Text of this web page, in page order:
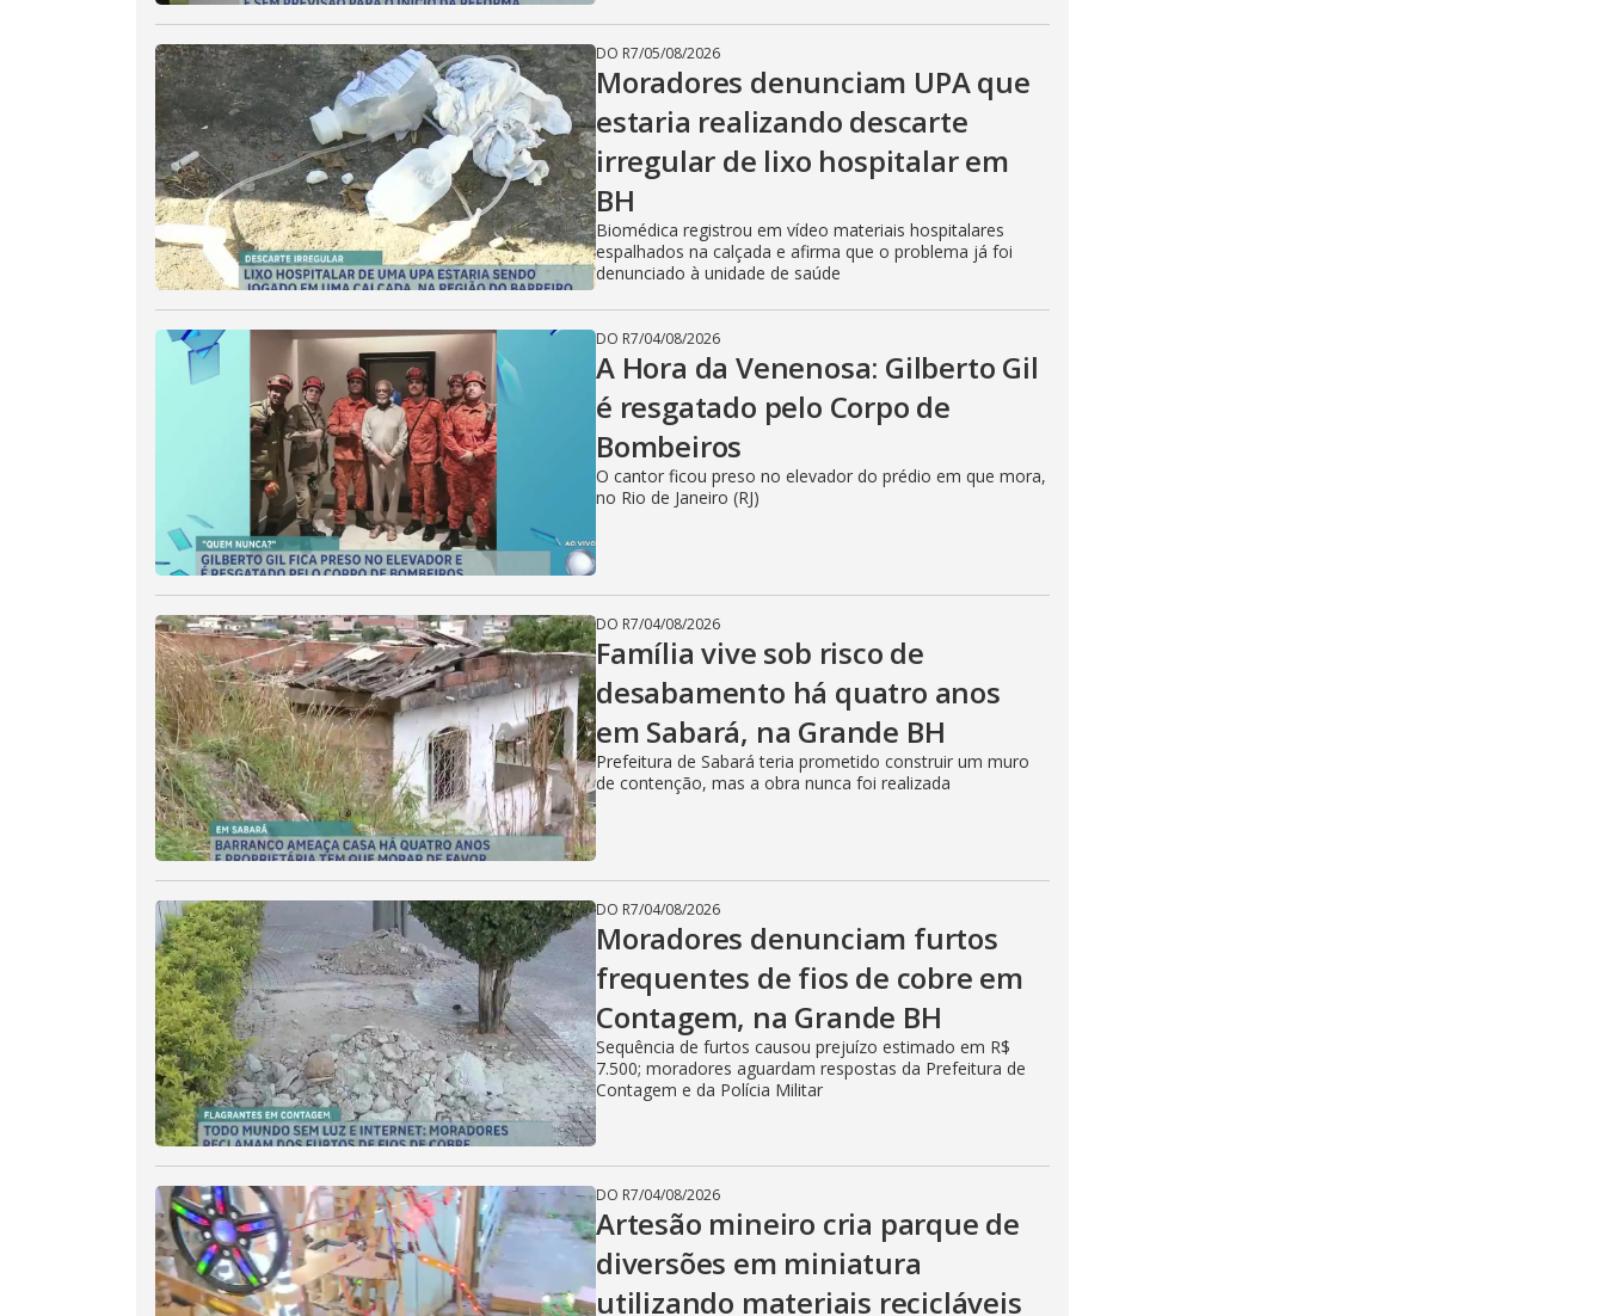
DO R7/05/08/2026
Moradores denunciam UPA que
estaria realizando descarte
irregular de lixo hospitalar em
BH
Biomédica registrou em vídeo materiais hospitalares
espalhados na calçada e afirma que o problema já foi
denunciado à unidade de saúde
DO R7/04/08/2026
A Hora da Venenosa: Gilberto Gil
é resgatado pelo Corpo de
Bombeiros
O cantor ficou preso no elevador do prédio em que mora,
no Rio de Janeiro (RJ)
DO R7/04/08/2026
Família vive sob risco de
desabamento há quatro anos
em Sabará, na Grande BH
Prefeitura de Sabará teria prometido construir um muro
de contenção, mas a obra nunca foi realizada
DO R7/04/08/2026
Moradores denunciam furtos
frequentes de fios de cobre em
Contagem, na Grande BH
Sequência de furtos causou prejuízo estimado em R$
7.500; moradores aguardam respostas da Prefeitura de
Contagem e da Polícia Militar
DO R7/04/08/2026
Artesão mineiro cria parque de
diversões em miniatura
utilizando materiais recicláveis